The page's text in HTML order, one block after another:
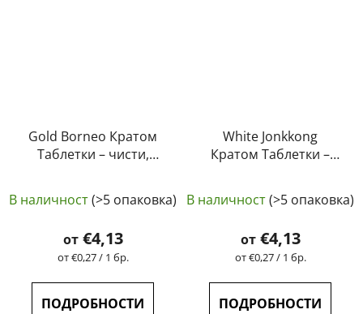
Gold Borneo Кратом
Таблетки – чисти,
тествани | GreenGuru
В наличност(>5 опаковка)
от€4,13
Измерване
цената:
от €0,27 / 1 бр.
ПОДРОБНОСТИ
White Jonkkong
Кратом Таблетки –
тествани | GreenGuru
В наличност(>5 опаковка)
от€4,13
Измерване
цената:
от €0,27 / 1 бр.
ПОДРОБНОСТИ